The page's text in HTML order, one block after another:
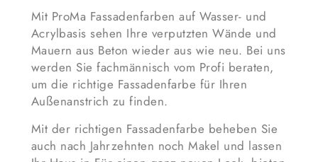
Mit ProMa Fassadenfarben auf Wasser- und
Acrylbasis sehen Ihre verputzten Wände und
Mauern aus Beton wieder aus wie neu. Bei uns
werden Sie fachmännisch vom Profi beraten,
um die richtige Fassadenfarbe für Ihren
Außenanstrich zu finden.
Mit der richtigen Fassadenfarbe beheben Sie
auch nach Jahrzehnten noch Makel und lassen